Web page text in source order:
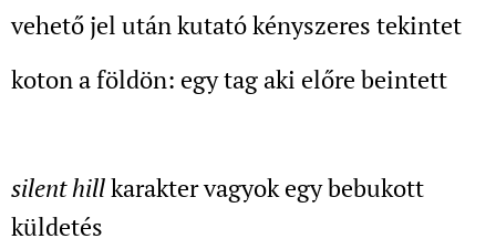
vehető jel után kutató kényszeres tekintet
koton a földön: egy tag aki előre beintett
silent hillkarakter vagyok egy bebukott
küldetés